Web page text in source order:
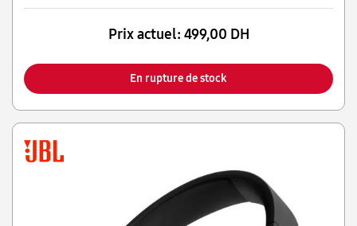
Prix actuel: 499,00 DH
En rupture de stock